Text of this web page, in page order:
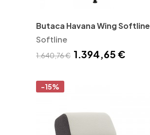
Butaca Havana Wing Softline
Softline
1.640,76 € 1.394,65 €
-15%